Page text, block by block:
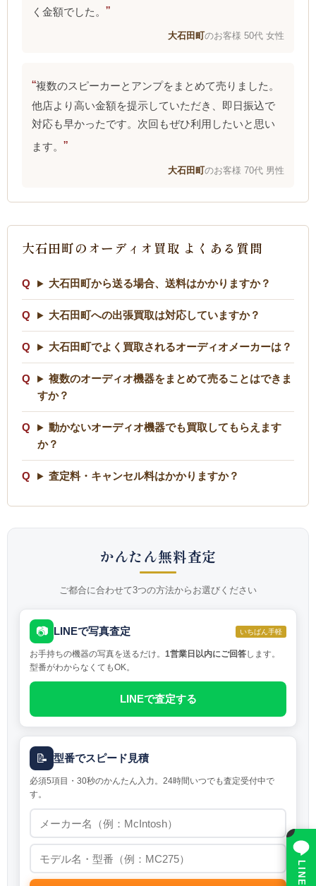
く金額でした。
大石田町のお客様 50代 女性
複数のスピーカーとアンプをまとめて売りました。
他店より高い金額を提示していただき、即日振込で
対応も早かったです。次回もぜひ利用したいと思い
ます。
大石田町のお客様 70代 男性
大石田町のオーディオ買取 よくある質問
大石田町から送る場合、送料はかかりますか？
大石田町への出張買取は対応していますか？
大石田町でよく買取されるオーディオメーカーは？
複数のオーディオ機器をまとめて売ることはできま
すか？
動かないオーディオ機器でも買取してもらえます
か？
査定料・キャンセル料はかかりますか？
かんたん無料査定
ご都合に合わせて3つの方法からお選びください
📷 LINEで写真査定 いちばん手軽
お手持ちの機器の写真を送るだけ。 1営業日以内にご回答します。
型番がわからなくてもOK。
LINEで査定する
📝 型番でスピード見積
必須5項目・30秒のかんたん入力。24時間いつでも査定受付中で
す。
×